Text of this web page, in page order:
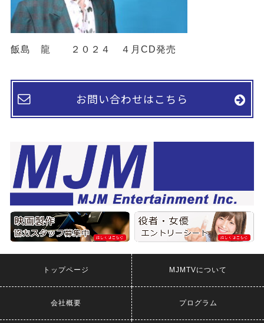
飯島 龍 ２０２４ ４月CD発売
お問い合わせはこちら
トップページ MJMTVについて
会社概要 プログラム